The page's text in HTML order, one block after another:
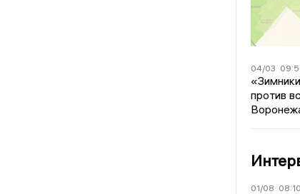
04/03
против
01/08 08:10